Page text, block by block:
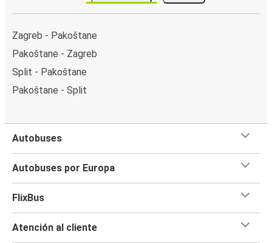
Zagreb - Pakoštane
Pakoštane - Zagreb
Split - Pakoštane
Pakoštane - Split
Autobuses
Autobuses por Europa
FlixBus
Atención al cliente